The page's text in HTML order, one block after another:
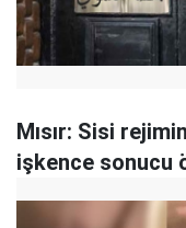
Mısır: Sisi
işkence sonucu